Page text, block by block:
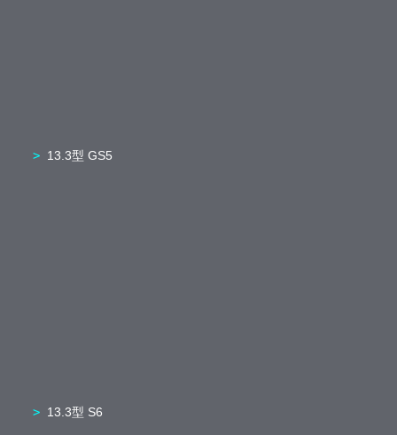
13.3型 GS5
13.3型 S6